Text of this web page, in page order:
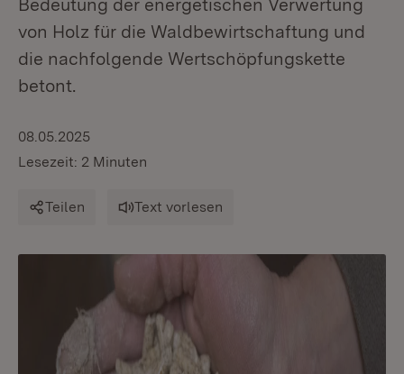
Bedeutung der energetischen Verwertung
von Holz für die Waldbewirtschaftung und
die nachfolgende Wertschöpfungskette
betont.
08.05.2025
Lesezeit: 2 Minuten
Teilen Text vorlesen